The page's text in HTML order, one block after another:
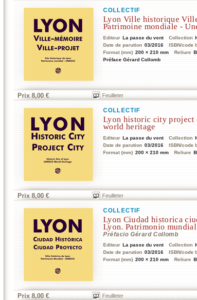
COLLECTIF
Lyon Ville historique
Patrimoine mondiale -
Editeur La passe du vent Collection
Date de parution 03/2016 ISBN/code
Format (mm) 200 × 210 mm Reliure
Préface Gérard Collomb
Prix 8,00 € Feuilleter
COLLECTIF
Lyon historic city project
world heritage
Editeur La passe du vent Collection
Date de parution 03/2016 ISBN/code
Format (mm) 200 × 210 mm Reliure
Prix 8,00 € Feuilleter
COLLECTIF
Lyon Ciudad historica
Lyon. Patrimonio
Préfacio Gérard Collomb
Editeur La passe du vent Collection
Date de parution 03/2016 ISBN/code
Format (mm) 200 × 210 mm Reliure
Prix 8,00 € Feuilleter